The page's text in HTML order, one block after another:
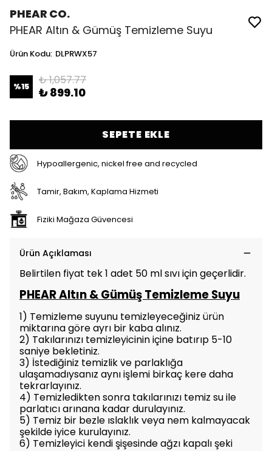
PHEAR CO.
PHEAR Altın & Gümüş Temizleme Suyu
Ürün Kodu: DLPRWX57
%15 ₺ 1,057.77
₺ 899.10
SEPETE EKLE
Hypoallergenic, nickel free and recycled
Tamir, Bakım, Kaplama Hizmeti
Fiziki Mağaza Güvencesi
Ürün Açıklaması
Belirtilen fiyat tek 1 adet 50 ml sıvı için geçerlidir.
PHEAR Altın & Gümüş Temizleme Suyu
1) Temizleme suyunu temizleyeceğiniz ürün
miktarına göre ayrı bir kaba alınız.
2) Takılarınızı temizleyicinin içine batırıp 5-10
saniye bekletiniz.
3) İstediğiniz temizlik ve parlaklığa
ulaşamadıysanız aynı işlemi birkaç kere daha
tekrarlayınız.
4) Temizledikten sonra takılarınızı temiz su ile
parlatıcı arınana kadar durulayınız.
5) Temiz bir bezle ıslaklık veya nem kalmayacak
şekilde iyice kurulayınız.
6) Temizleyici kendi şişesinde ağzı kapalı şeki